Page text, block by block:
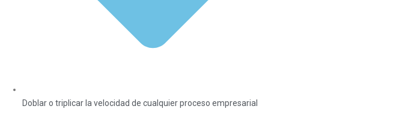
Doblar o triplicar la velocidad de cualquier proceso empresarial